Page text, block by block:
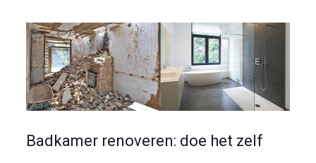
Badkamer renoveren: doe het zelf